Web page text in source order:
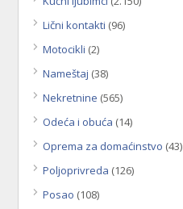
Lični kontakti (96)
Motocikli (2)
Nameštaj (38)
Nekretnine (565)
Odeća i obuća (14)
Oprema za domaćinstvo (43)
Poljoprivreda (126)
Posao (108)